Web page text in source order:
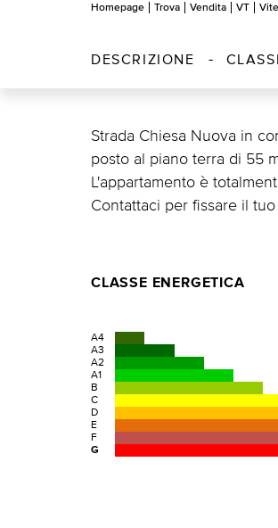
Homepage Trova Vendita VT
DESCRIZIONE
Strada Chiesa Nuova in
posto al piano terra di 55
L'appartamento è
Contattaci per fissare il
CLASSE ENERGETICA
A4
A3
A2
A1
B
C
D
E
F
G